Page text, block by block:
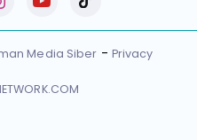
Media Siber Privacy